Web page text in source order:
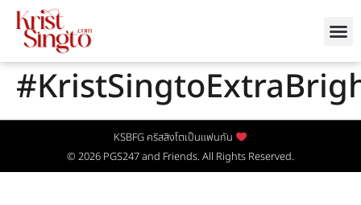
KSBFG คริสสิงโตเป็นแฟนกัน
© 2026 PGS247and Friends. All Rights Reserved.